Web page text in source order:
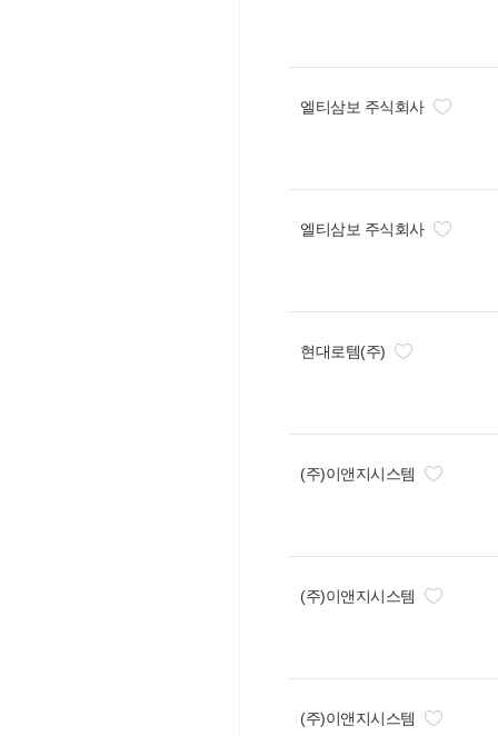
엘티삼보 주식회사
엘티삼보 주식회사
현대로템(주)
(주)이앤지시스템
(주)이앤지시스템
(주)이앤지시스템